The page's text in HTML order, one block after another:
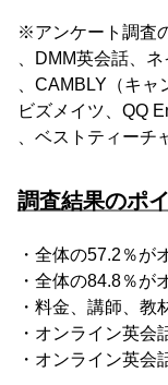
※アンケート調査
、DMM英会話、
、CAMBLY（キ
ビズメイツ、QQ
、ベストティーチ
調査結果のポ
・全体の57.2％が
・全体の84.8％が
・料金、講師、教
・オンライン英会
・オンライン英会